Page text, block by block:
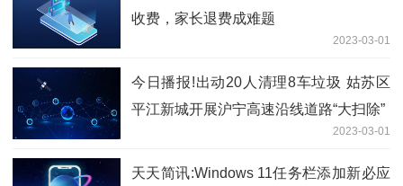
收费，家长退费成难题
2023-03-01
今日播报!出动20人清理8车垃圾 姑苏区
平江新城开展沪宁高速沿线道路“大扫除”
2023-03-01
天天简讯:Windows 11任务栏添加新必应